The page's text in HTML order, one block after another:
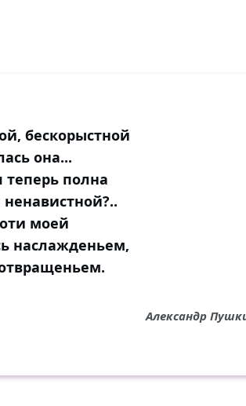
бескорыстной
она...
теперь полна
моей
наслажденьем,
Александр